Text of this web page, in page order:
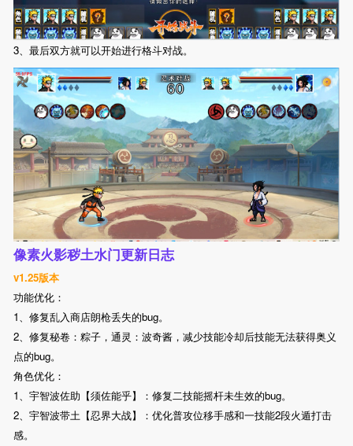
3、最后双方就可以开始进行格斗对战。
像素火影秽土水门更新日志
v1.25版本
功能优化：
1、修复乱入商店朗枪丢失的bug。
2、修复秘卷：粽子，通灵：波奇酱，减少技能冷却后技能无法获得奥义
点的bug。
角色优化：
1、宇智波佐助【须佐能乎】：修复二技能摇杆未生效的bug。
2、宇智波带土【忍界大战】：优化普攻位移手感和一技能2段火遁打击
感。